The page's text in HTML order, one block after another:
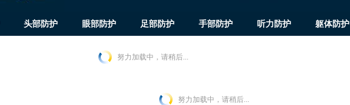
头部防护 眼部防护 足部防护 手部防护 听力防护 躯体防护
努力加载中，请稍后...
努力加载中，请稍后...